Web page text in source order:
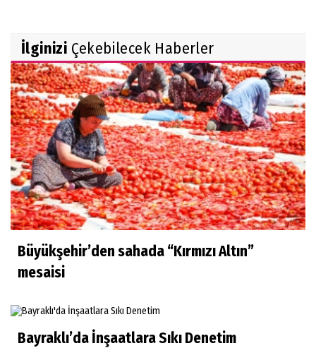
İlginizi Çekebilecek Haberler
Büyükşehir’den sahada “Kırmızı Altın”
mesaisi
Bayraklı’da İnşaatlara Sıkı Denetim